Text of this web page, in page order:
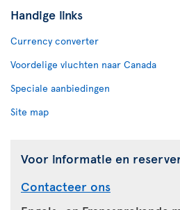
Handige links
Currency converter
Voordelige vluchten naar Canada
Speciale aanbiedingen
Site map
Voor informatie en
Contacteer ons